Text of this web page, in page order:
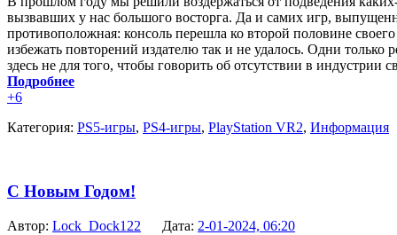
вызвавших у нас большого восторга. Да и самих игр,
противоположная: консоль перешла ко второй половине
избежать повторений издателю так и не удалось. Одни
здесь не для того, чтобы говорить об отсутствии в
Подробнее
+6
Категория: PS5-игры, PS4-игры, PlayStation VR2, Информация
С Новым Годом!
Автор: Lock_Dock122 Дата: 2-01-2024, 06:20